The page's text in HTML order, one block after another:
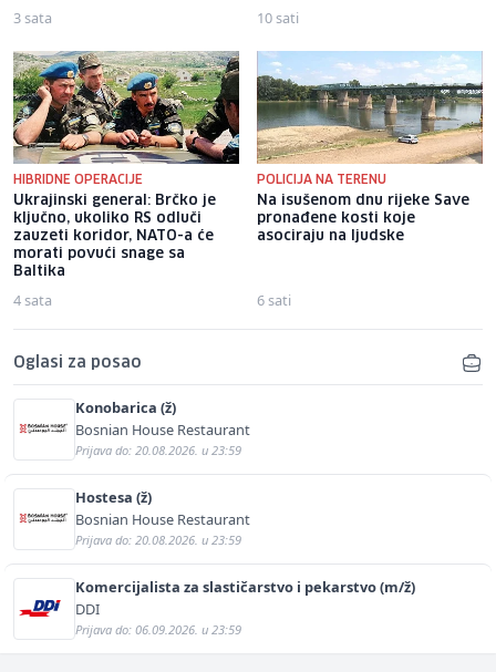
3 sata 10 sati
HIBRIDNE OPERACIJE
Ukrajinski general: Brčko je
ključno, ukoliko RS odluči
zauzeti koridor, NATO-a će
morati povući snage sa
Baltika
4 sata
POLICIJA NA TERENU
Na isušenom dnu rijeke Save
pronađene kosti koje
asociraju na ljudske
6 sati
Oglasi za posao
Konobarica (ž)
Bosnian House Restaurant
Prijava do: 20.08.2026. u 23:59
Hostesa (ž)
Bosnian House Restaurant
Prijava do: 20.08.2026. u 23:59
Komercijalista za slastičarstvo i pekarstvo (m/ž)
DDI
Prijava do: 06.09.2026. u 23:59